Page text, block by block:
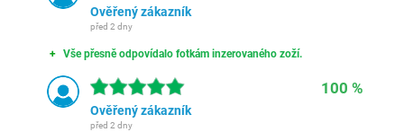
Ověřený zákazník
před 2 dny
Vše přesně odpovídalo fotkám inzerovaného zoží.
100 %
Ověřený zákazník
před 2 dny